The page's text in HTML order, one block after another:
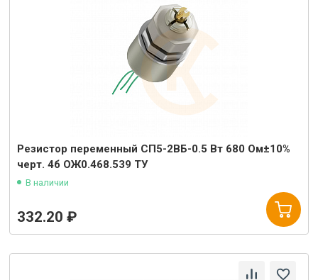
Резистор переменный СП5-2ВБ-0.5 Вт 680 Ом±10%
черт. 4б ОЖ0.468.539 ТУ
В наличии
332.20 ₽